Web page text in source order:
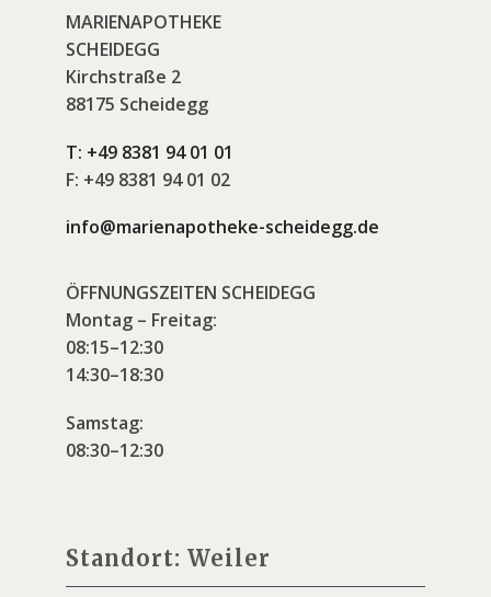
MARIENAPOTHEKE
SCHEIDEGG
Kirchstraße 2
88175 Scheidegg
T: +49 8381 94 01 01
F: +49 8381 94 01 02
info@marienapotheke-scheidegg.de
ÖFFNUNGSZEITEN SCHEIDEGG
Montag – Freitag:
08:15–12:30
14:30–18:30
Samstag:
08:30–12:30
Standort: Weiler